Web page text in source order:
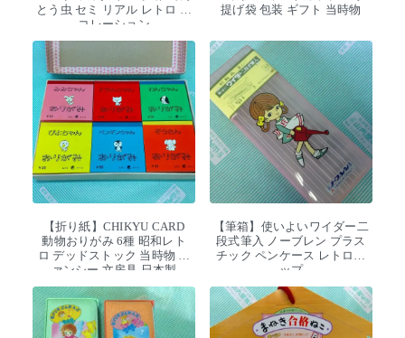
とう虫 セミ リアル レトロ デ
コレーション
提げ袋 包装 ギフト 当時物
【折り紙】CHIKYU CARD
動物おりがみ 6種 昭和レト
ロ デッドストック 当時物 フ
ァンシー 文房具 日本製
【筆箱】使いよいワイダー二
段式筆入 ノーブレン プラス
チック ペンケース レトロポ
ップ